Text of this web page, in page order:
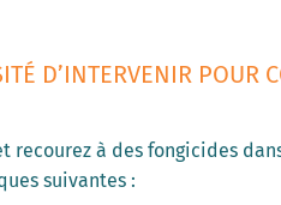
D’INTERVENIR POUR
recourez à des fongicides
suivantes :